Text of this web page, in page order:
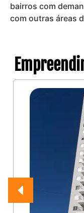
bairros com
com outras áreas